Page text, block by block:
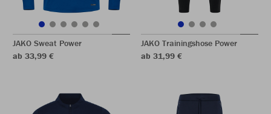
JAKO Sweat Power
ab 33,99 €
JAKO Trainingshose Power
ab 31,99 €